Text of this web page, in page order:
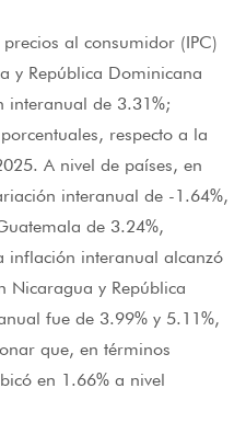
al consumidor (IPC)
y República Dominicana
interanual de 3.31%;
respecto a la
A nivel de países, en
interanual de -1.64%,
de 3.24%,
inflación interanual alcanzó
Nicaragua y República
fue de 3.99% y 5.11%,
que, en términos
en 1.66% a nivel